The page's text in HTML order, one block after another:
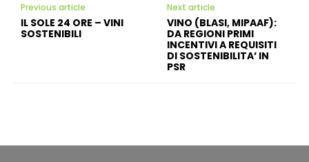
Previous article
IL SOLE 24 ORE – VINI
SOSTENIBILI
Next article
VINO (BLASI, MIPAAF):
DA REGIONI PRIMI
INCENTIVI A REQUISITI
DI SOSTENIBILITA’ IN
PSR